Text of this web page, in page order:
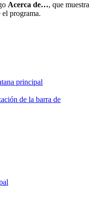
Acerca de…, que muestra
programa.
principal
de la barra de